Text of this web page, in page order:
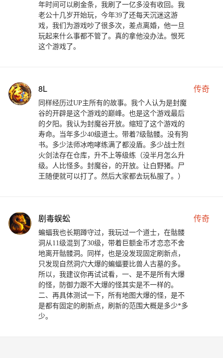
年时间可以刷金条，我刷了一亿多没有收回。我
老公十几岁开始玩，今年39了还每天沉迷这游
戏，我们为游戏吵了很多次，差点离婚，他一旦
玩起来什么事都不管了。真的拿他没办法。恨死
这个游戏了。
8L 传奇
同样经历过UP主所有的故事。我个人认为是封魔
谷的开辟是这个游戏的巅峰。也是这个游戏最后
的夕阳。我认为封魔谷开放。缩短了这个游戏的
寿命。当年多少40级道士。带着7级骷髅。没有狗
书。多少法师冰咆哮练满了都没盾。多少战士烈
火剑法存在仓库，升不上等级练（没半月怎么升
级。人比怪多。封魔谷，的开放。让白野猪。尸
王随便就可以打了。然后大家都去玩私服了。）
剧毒蜈蚣 传奇
蝙蝠我也长期蹲守过，我玩过一个道士，在骷髅
洞从11级混到了30级，带着巨额金币才恋恋不舍
地离开骷髅洞。同样，也是没发现固定刷新点，
只发现自然洞穴大爆的蝙蝠要比兽人古墓的多。
所以，我建议你再试试看，一、是不是所有大爆
的怪，防御力跟不大爆的怪其实是不一样的。
二、再具体测试一下，所有地图大爆的怪，是不
是都有固定的刷新点，刷新的范围大概是多少*多
少。